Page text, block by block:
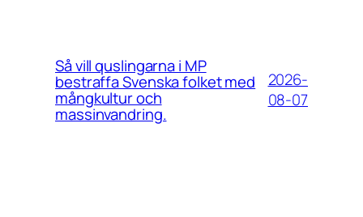
Så vill quslingarna i MP
bestraffa Svenska folket med
mångkultur och
massinvandring.
2026-
08-07